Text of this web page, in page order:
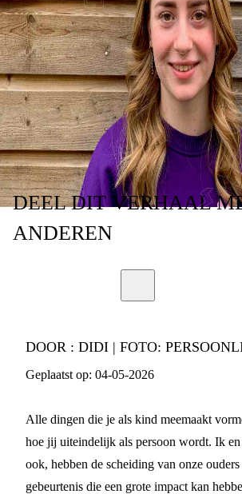
SCHEIDING
IMPACT OP
DEELDIT VERHAAL
ANDEREN
DOOR : DIDI | FOTO:
Geplaatst op: 04-05-2026
Alle dingen die je als kind meemaakt
hoe jij uiteindelijk als persoon wordt. Ik
ook, hebben de scheiding van onze
gebeurtenis die een grote impact kan